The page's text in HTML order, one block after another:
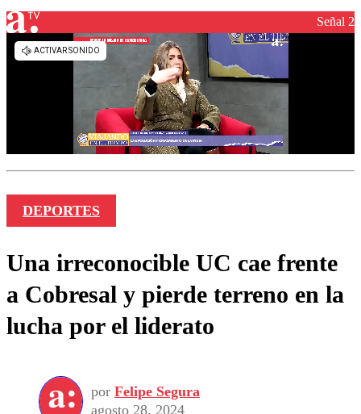
Señal 2
DEPORTES
Una irreconocible UC cae frente
a Cobresal y pierde terreno en la
lucha por el liderato
por Felipe Segura
agosto 28, 2024